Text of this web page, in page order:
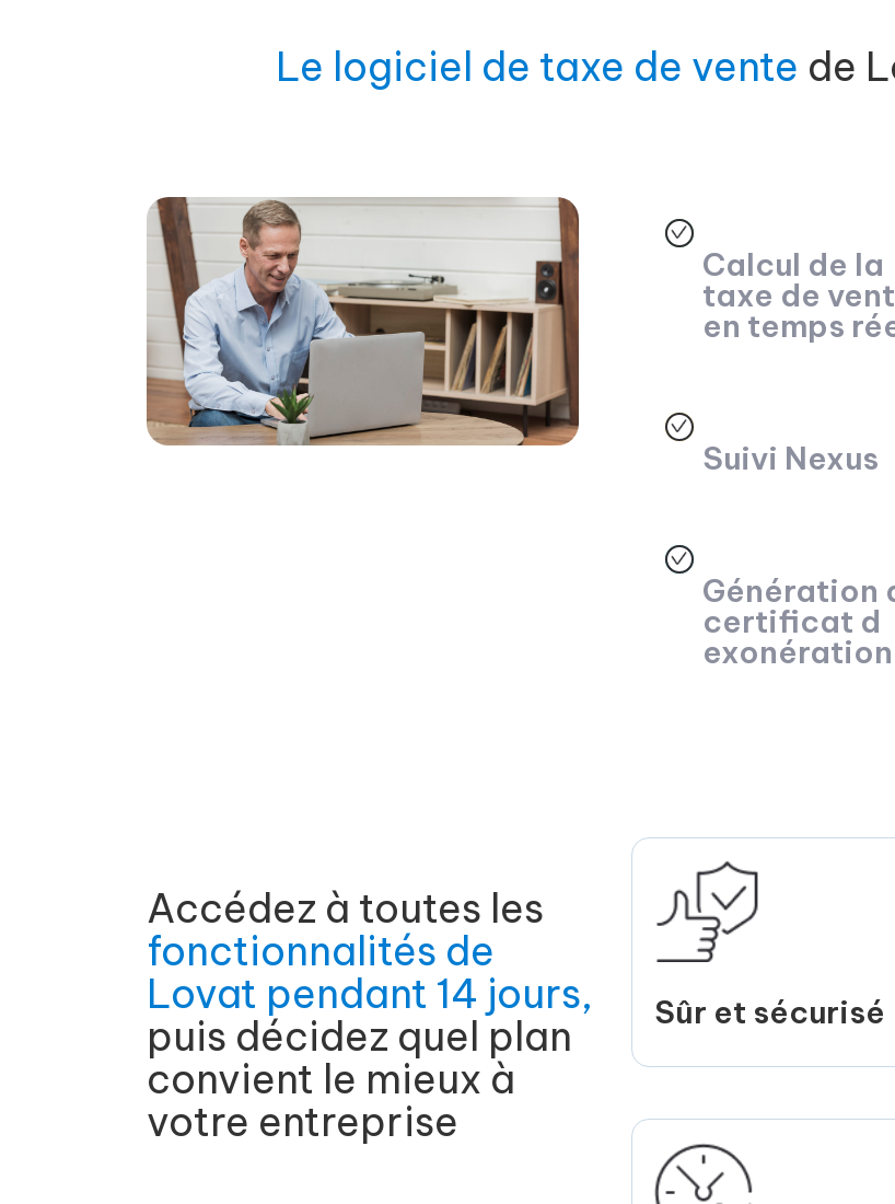
Le logiciel de taxe de vente de
Calcul de la
taxe de
en temps
Suivi Nexus
Génération
certificat d
exonération
Accédez à toutes les
fonctionnalités de
Lovat pendant 14 jours,
puis décidez quel plan
convient le mieux à
votre entreprise
Sûr et sécurisé